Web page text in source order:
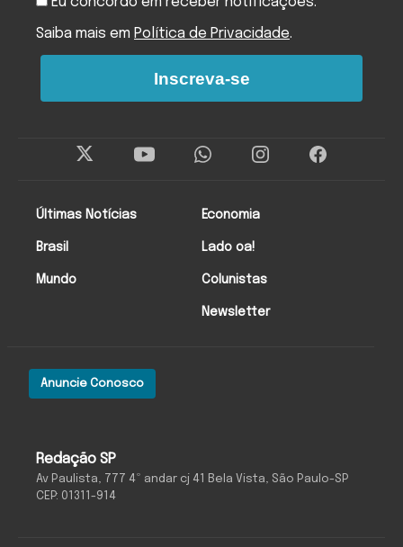
Redação SP
Av Paulista, 777 4º andar cj 41 Bela Vista, São Paulo-SP
CEP: 01311-914
Anuncie Conosco
Últimas Notícias
Brasil
Mundo
Economia
Lado oa!
Colunistas
Newsletter
Saiba mais em Política de Privacidade.
Inscreva-se